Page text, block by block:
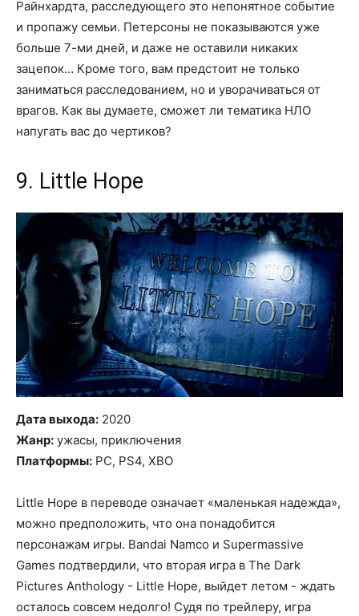
Райнхардта, расследующего это непонятное событие
и пропажу семьи. Петерсоны не показываются уже
больше 7-ми дней, и даже не оставили никаких
зацепок… Кроме того, вам предстоит не только
заниматься расследованием, но и уворачиваться от
врагов. Как вы думаете, сможет ли тематика НЛО
напугать вас до чертиков?
9. Little Hope
Дата выхода: 2020
Жанр: ужасы, приключения
Платформы: PC, PS4, XBO
Little Hope в переводе означает «маленькая надежда»,
можно предположить, что она понадобится
персонажам игры. Bandai Namco и Supermassive
Games подтвердили, что вторая игра в The Dark
Pictures Anthology - Little Hope, выйдет летом - ждать
осталось совсем недолго! Судя по трейлеру, игра